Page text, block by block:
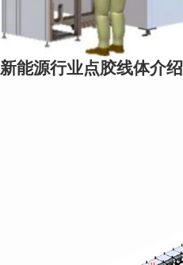
新能源行业点胶线体介绍